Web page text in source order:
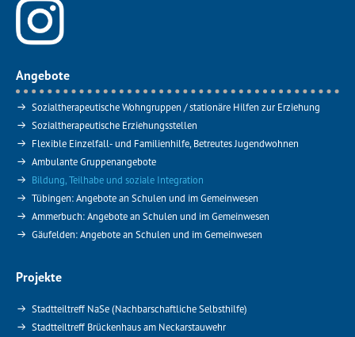
Angebote
Sozialtherapeutische Wohngruppen / stationäre Hilfen zur Erziehung
Sozialtherapeutische Erziehungsstellen
Flexible Einzelfall- und Familienhilfe, Betreutes Jugendwohnen
Ambulante Gruppenangebote
Bildung, Teilhabe und soziale Integration
Tübingen: Angebote an Schulen und im Gemeinwesen
Ammerbuch: Angebote an Schulen und im Gemeinwesen
Gäufelden: Angebote an Schulen und im Gemeinwesen
Projekte
Stadtteiltreff NaSe (Nachbarschaftliche Selbsthilfe)
Stadtteiltreff Brückenhaus am Neckarstauwehr